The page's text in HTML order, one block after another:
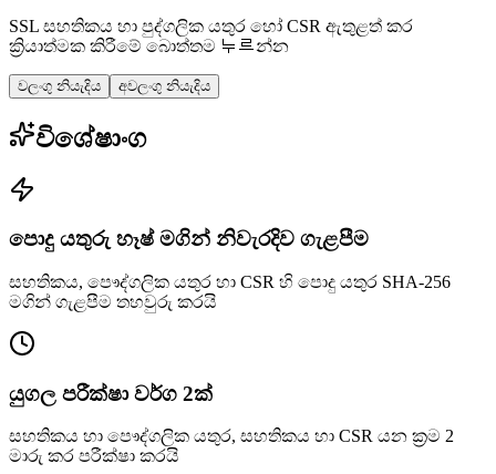
SSL සහතිකය හා පුද්ගලික යතුර හෝ CSR ඇතුළත් කර
ක්‍රියාත්මක කිරීමේ බොත්තම 누르න්න
වලංගු නියැදිය අවලංගු නියැදිය
විශේෂාංග
පොදු යතුරු හෑෂ් මගින් නිවැරදිව ගැළපීම
සහතිකය, පෞද්ගලික යතුර හා CSR හි පොදු යතුර SHA-256
මගින් ගැළපීම තහවුරු කරයි
යුගල පරීක්ෂා වර්ග 2ක්
සහතිකය හා පෞද්ගලික යතුර, සහතිකය හා CSR යන ක්‍රම 2
මාරු කර පරීක්ෂා කරයි